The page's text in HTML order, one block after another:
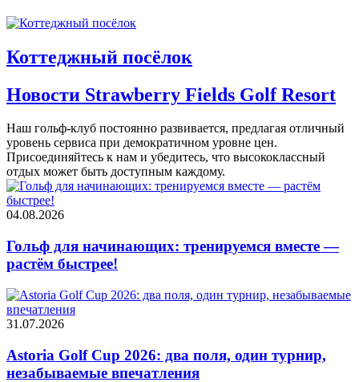
Коттеджный посёлок
Новости Strawberry Fields Golf Resort
Наш гольф-клуб постоянно развивается, предлагая отличный
уровень сервиса при демократичном уровне цен.
Присоединяйтесь к нам и убедитесь, что высококлассный
отдых может быть доступным каждому.
04.08.2026
Гольф для начинающих: тренируемся вместе —
растём быстрее!
31.07.2026
Astoria Golf Cup 2026: два поля, один турнир,
незабываемые впечатления